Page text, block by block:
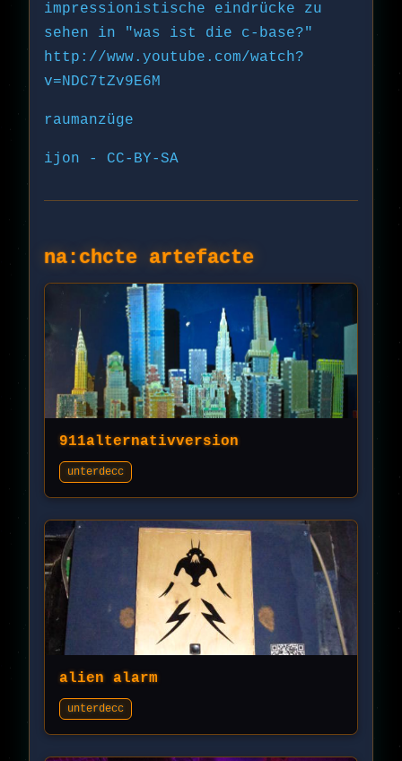
impressionistische eindrücke zu
sehen in "was ist die c-base?"
http://www.youtube.com/watch?
v=NDC7tZv9E6M
raumanzüge
ijon - CC-BY-SA
na:chcte artefacte
911alternativversion
unterdecc
alien alarm
unterdecc